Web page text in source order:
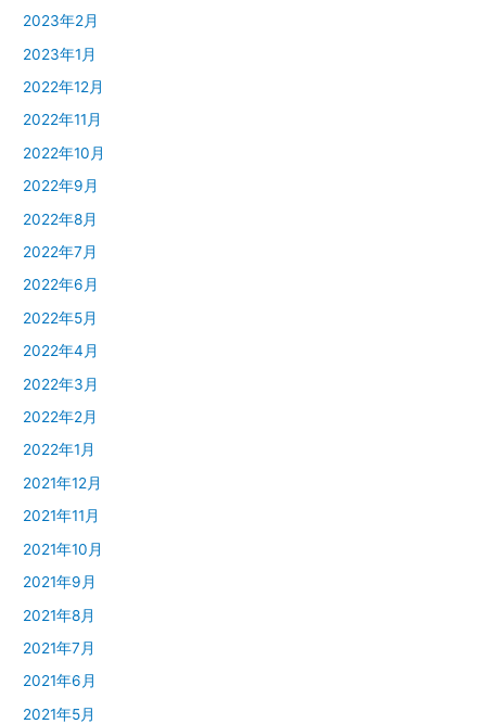
2023年2月
2023年1月
2022年12月
2022年11月
2022年10月
2022年9月
2022年8月
2022年7月
2022年6月
2022年5月
2022年4月
2022年3月
2022年2月
2022年1月
2021年12月
2021年11月
2021年10月
2021年9月
2021年8月
2021年7月
2021年6月
2021年5月